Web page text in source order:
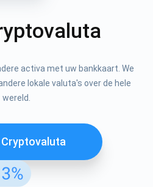
activa met uw bankkaart. We
lokale valuta's over de hele
wereld.
Cryptovaluta